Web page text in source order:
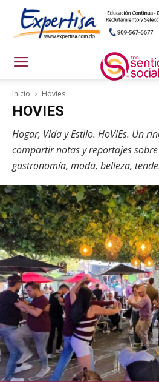
Inicio Hovies
HOVIES
Hogar, Vida y Estilo. HoViEs. Un
compartir notas y reportajes
gastronomía, moda, belleza,